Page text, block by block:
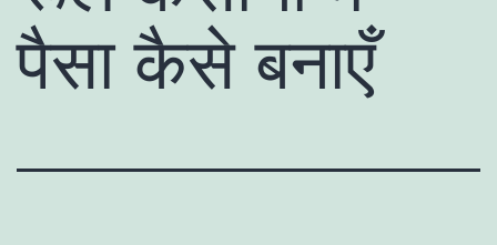
पैसा कैसे बनाएँ